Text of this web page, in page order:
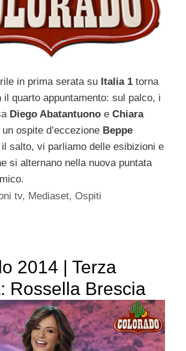
in prima serata su Italia 1 torna
il quarto appuntamento: sul palco, i
Diego Abatantuono e Chiara
ospite d’eccezione Beppe
salto, vi parliamo delle esibizioni e
si alternano nella nuova puntata
tv, Mediaset,Ospiti
2014 | Terza
Rossella Brescia